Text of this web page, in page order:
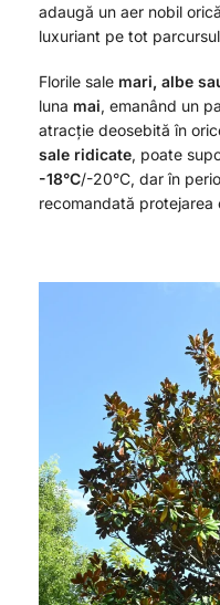
adaugă un aer nobil
luxuriant pe tot
Florile sale mari, albe
luna mai, emanând un
atracție deosebită în
sale ridicate, poate
-18°C/-20°C, dar în
recomandată protejarea